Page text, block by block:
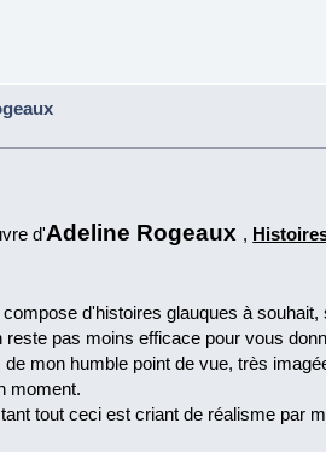
d'Adeline Rogeaux ,
d'histoires glauques à
pas moins efficace pour vous
mon humble point de vue, très
moment.
tout ceci est criant de réalisme par